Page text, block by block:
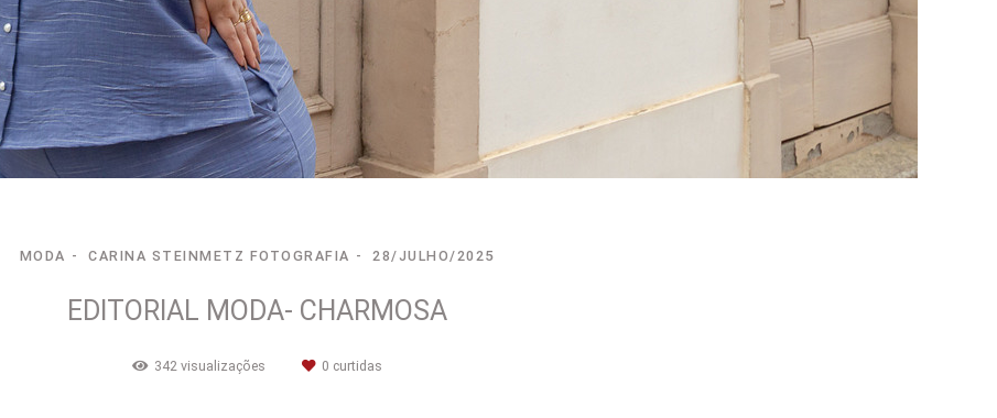
MODA CARINA STEINMETZ FOTOGRAFIA 28/JULHO/2025
EDITORIAL MODA- CHARMOSA
342 visualizações 0 curtidas